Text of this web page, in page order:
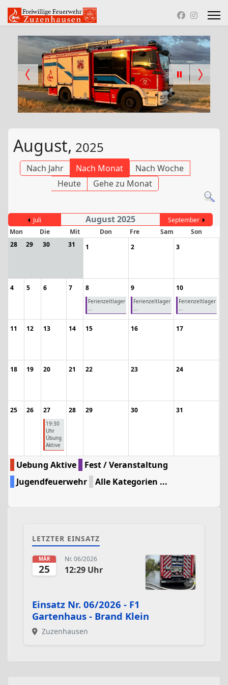
August, 2025
Nach Jahr Nach Monat
Nach Woche
Heute
Gehe zu Monat
Juli August 2025
September
Mon
Die Mit Don Fre Sam
Son
28
29 30 31 1 2 3
4 5 6 7 8
Ferienzeltlager
...
9
Ferienzeltlager
...
10
Ferienzeltlager
...
11 12 13 14 15 16 17
18 19 20 21 22 23 24
25 26 27
19:30
Uhr
Übung
Aktive
28 29 30 31
Uebung Aktive
Fest / Veranstaltung
Jugendfeuerwehr
Alle Kategorien ...
LETZTER EINSATZ
MÄR
25
Nr. 06/2026
12:29 Uhr
Einsatz Nr. 06/2026 - F1
Gartenhaus - Brand Klein
Zuzenhausen